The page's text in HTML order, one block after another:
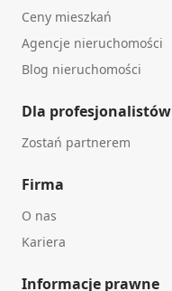
Ceny mieszkań
Agencje nieruchomości
Blog nieruchomości
Dla profesjonalistów
Zostań partnerem
Firma
O nas
Kariera
Informacje prawne